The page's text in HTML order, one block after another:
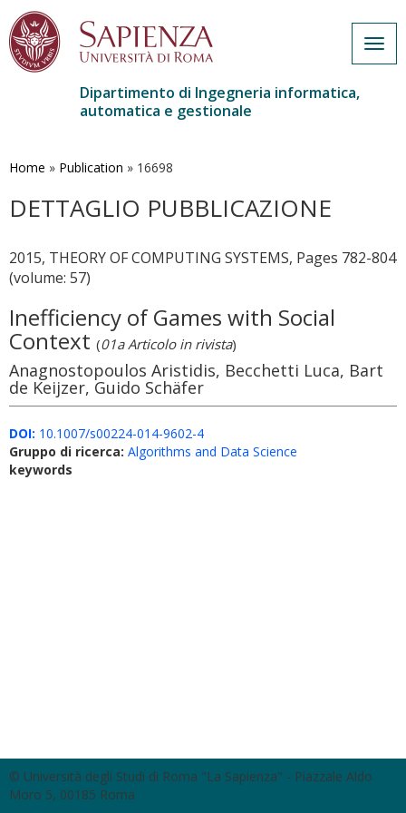
contenuto
Dipartimento di Ingegneria informatica,
automatica e gestionale
Home » Publication » 16698
DETTAGLIO PUBBLICAZIONE
2015, THEORY OF COMPUTING SYSTEMS, Pages 782-804
(volume: 57)
Inefficiency of Games with Social
Context (01a Articolo in rivista)
Anagnostopoulos Aristidis, Becchetti Luca, Bart
de Keijzer, Guido Schäfer
DOI: 10.1007/s00224-014-9602-4
Gruppo di ricerca: Algorithms and Data Science
keywords
© Università degli Studi di Roma "La Sapienza" - Piazzale Aldo
Moro 5, 00185 Roma